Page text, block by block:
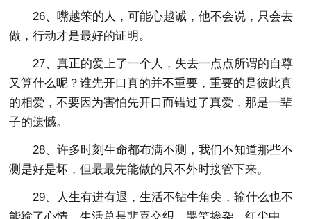
26、嘴越笨的人，可能心越诚，他不会说，只会去
做，行动才是最好的证明。
27、真正的爱上了一个人，失去一点点所谓的自尊
又算什么呢？谁先开口真的并不重要，重要的是彼此真
的相爱，不要因为害怕先开口而错过了真爱，那是一辈
子的遗憾。
28、许多时刻生命都布满不测，我们不知道那些不
测是好是坏，但最最先能做的只不外时接管下来。
29、人生有进有退，生活不钻牛角尖，输什么也不